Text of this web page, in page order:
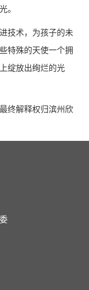
。
技术，为孩子的未
特殊的天使一个拥
绽放出绚烂的光
终解释权归滨州欣